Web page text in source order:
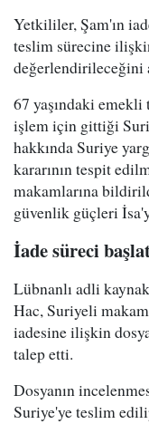
Yetkililer, Şam'ın
teslim sürecine
değerlendirileceğini
67 yaşındaki
işlem için gittiği
hakkında Suriye
kararının tespit
makamlarına
güvenlik güçleri
İade süreci
Lübnanlı adli
Hac, Suriyeli
iadesine ilişkin
talep etti.
Dosyanın
Suriye'ye teslim